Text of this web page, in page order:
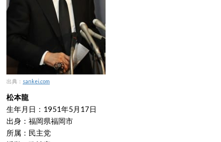
出典： sankei.com
松本龍
生年月日：1951年5月17日
出身：福岡県福岡市
所属：民主党